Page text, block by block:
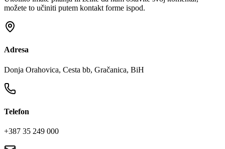
možete to učiniti putem kontakt forme ispod.
Adresa
Donja Orahovica, Cesta bb, Gračanica, BiH
Telefon
+387 35 249 000